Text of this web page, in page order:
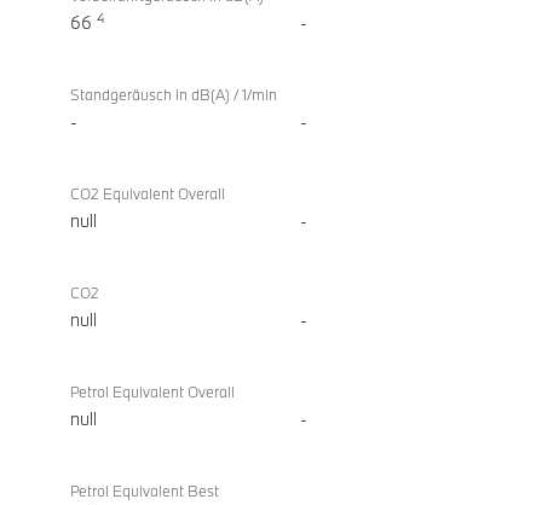
66 4 -
Standgeräusch in dB(A) / 1/min
- -
CO2 Equivalent Overall
null -
CO2
null -
Petrol Equivalent Overall
null -
Petrol Equivalent Best